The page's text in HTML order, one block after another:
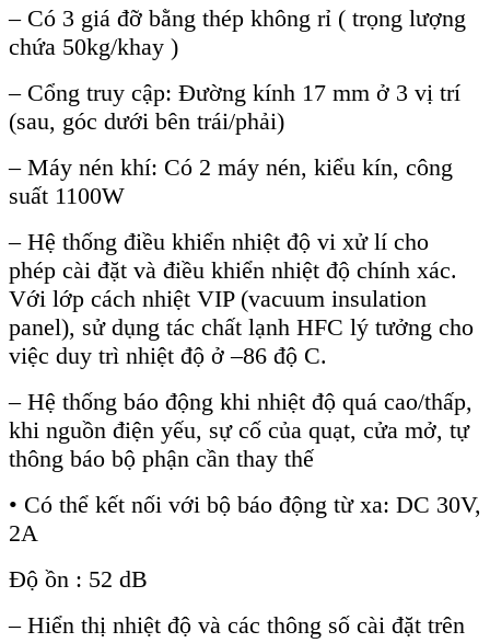
– Có 3 giá đỡ bằng thép không rỉ ( trọng lượng
chứa 50kg/khay )
– Cổng truy cập: Đường kính 17 mm ở 3 vị trí
(sau, góc dưới bên trái/phải)
– Máy nén khí: Có 2 máy nén, kiểu kín, công
suất 1100W
– Hệ thống điều khiển nhiệt độ vi xử lí cho
phép cài đặt và điều khiển nhiệt độ chính xác.
Với lớp cách nhiệt VIP (vacuum insulation
panel), sử dụng tác chất lạnh HFC lý tưởng cho
việc duy trì nhiệt độ ở –86 độ C.
– Hệ thống báo động khi nhiệt độ quá cao/thấp,
khi nguồn điện yếu, sự cố của quạt, cửa mở, tự
thông báo bộ phận cần thay thế
• Có thể kết nối với bộ báo động từ xa: DC 30V,
2A
Độ ồn : 52 dB
– Hiển thị nhiệt độ và các thông số cài đặt trên